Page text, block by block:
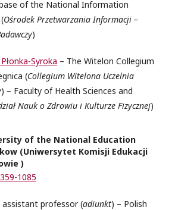
of the National Information
Ośrodek Przetwarzania Informacji –
)
Syroka – The Witelon Collegium
(Collegium Witelona Uczelnia
) – Faculty of Health Sciences and
Nauk o Zdrowiu i Kulturze Fizycznej)
of the National Education
(Uniwersytet Komisji Edukacji
)
1085
assistant professor (adiunkt) – Polish